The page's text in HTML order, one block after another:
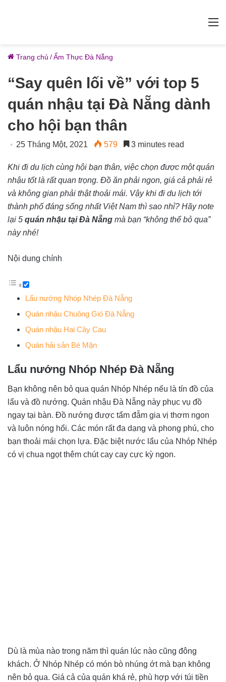
Trang chủ /Ẩm Thực Đà Nẵng
“Say quên lối về” với top 5
quán nhậu tại Đà Nẵng dành
cho hội bạn thân
25 Tháng Một, 2021 579 3 minutes read
Khi đi du lịch cùng hội bạn thân, việc chọn được một quán
nhậu tốt là rất quan trọng. Đồ ăn phải ngon, giá cả phải rẻ
và không gian phải thật thoải mái. Vậy khi đi du lịch tới
thành phố đáng sống nhất Việt Nam thì sao nhỉ? Hãy note
lại 5 quán nhậu tại Đà Nẵng mà bạn “không thể bỏ qua”
này nhé!
Nội dung chính
Lẩu nướng Nhóp Nhép Đà Nẵng
Quán nhậu Chuông Gió Đà Nẵng
Quán nhậu Hai Cây Cau
Quán hải sản Bé Mặn
Lẩu nướng Nhóp Nhép Đà Nẵng
Bạn không nên bỏ qua quán Nhóp Nhép nếu là tín đồ của
lẩu và đồ nướng. Quán nhậu Đà Nẵng này phục vụ đồ
ngay tại bàn. Đồ nướng được tẩm đẫm gia vị thơm ngon
và luôn nóng hổi. Các món rất đa dạng và phong phú, cho
bạn thoải mái chọn lựa. Đặc biệt nước lẩu của Nhóp Nhép
có vị chua ngọt thêm chút cay cay cực kỳ ngon.
Dù là mùa nào trong năm thì quán lúc nào cũng đông
khách. Ở Nhóp Nhép có món bò nhúng ớt mà bạn không
nên bỏ qua. Giá cả của quán khá rẻ, phù hợp với túi tiền